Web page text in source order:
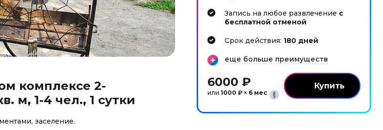
комплексе 2-
м, 1-4 чел., 1 сутки
заселение.
Запись на любое развлечение с
бесплатной отменой
Cрок действия: 180 дней
еще больше преимуществ
6000 ₽
или 1000 ₽ × 6 мес